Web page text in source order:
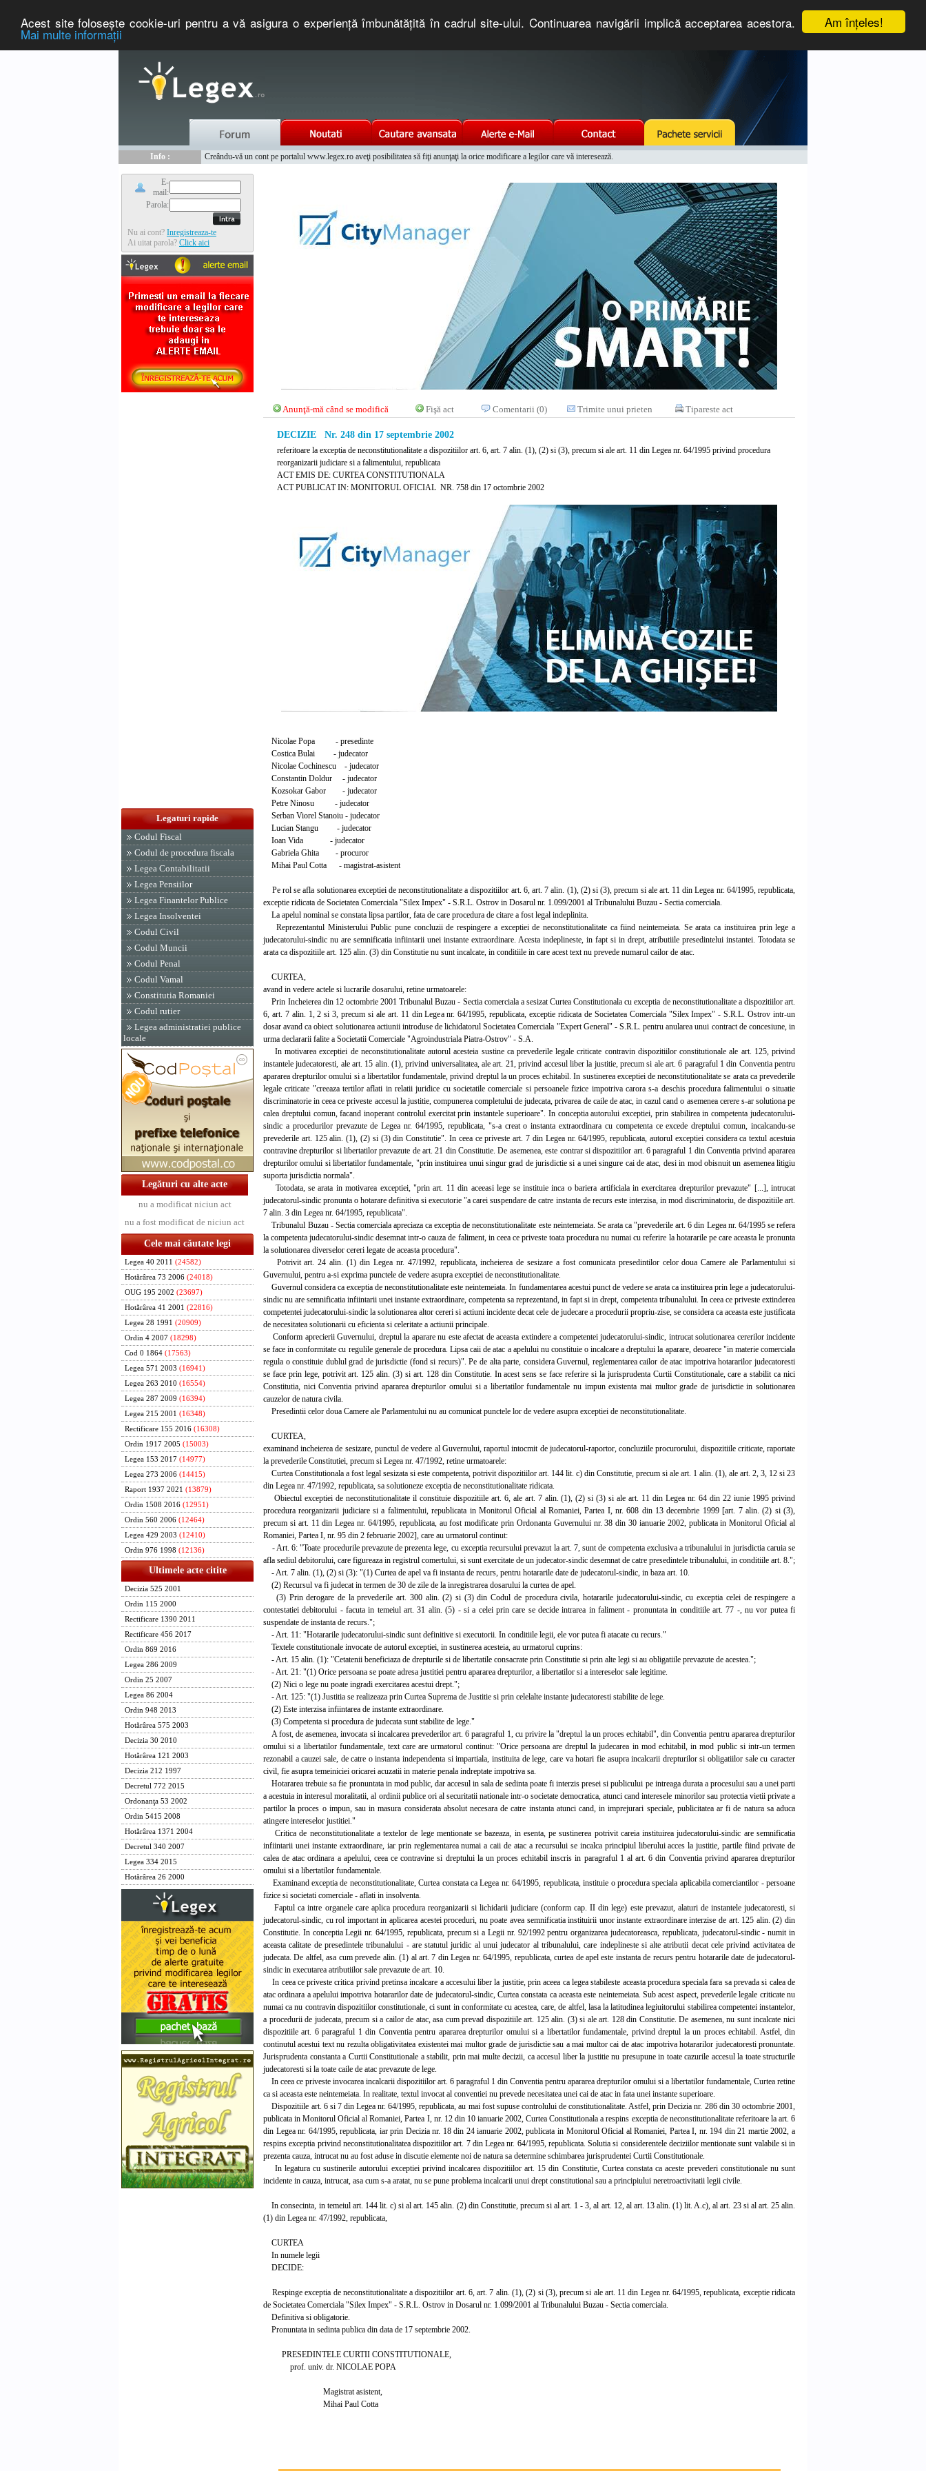
Am înţeles!
Acest site foloseşte cookie-uri pentru a vă asigura o experienţă îmbunătăţită în cadrul site-ului. Continuarea navigării implică acceptarea acestora.
Mai multe informaţii
Info :
Creându-vă un cont pe portalul www.legex.ro aveţi posibilitatea să fiţi anunţaţi la orice modificare a legilor care vă interesează.
E-
mail:
Parola:
Nu ai cont? Inregistreaza-te
Ai uitat parola? Click aici
Legaturi rapide
Codul Fiscal
Codul de procedura fiscala
Legea Contabilitatii
Legea Pensiilor
Legea Finantelor Publice
Legea Insolventei
Codul Civil
Codul Muncii
Codul Penal
Codul Vamal
Constitutia Romaniei
Codul rutier
Legea administratiei publice
locale
Legături cu alte acte
nu a modificat niciun act
nu a fost modificat de niciun act
Cele mai căutate legi
Legea 40 2011 (24582)
Hotărârea 73 2006 (24018)
OUG 195 2002 (23697)
Hotărârea 41 2001 (22816)
Legea 28 1991 (20909)
Ordin 4 2007 (18298)
Cod 0 1864 (17563)
Legea 571 2003 (16941)
Legea 263 2010 (16554)
Legea 287 2009 (16394)
Legea 215 2001 (16348)
Rectificare 155 2016 (16308)
Ordin 1917 2005 (15003)
Legea 153 2017 (14977)
Legea 273 2006 (14415)
Raport 1937 2021 (13879)
Ordin 1508 2016 (12951)
Ordin 560 2006 (12464)
Legea 429 2003 (12410)
Ordin 976 1998 (12136)
Ultimele acte citite
Decizia 525 2001
Ordin 115 2000
Rectificare 1390 2011
Rectificare 456 2017
Ordin 869 2016
Legea 286 2009
Ordin 25 2007
Legea 86 2004
Ordin 948 2013
Hotărârea 575 2003
Decizia 30 2010
Hotărârea 121 2003
Decizia 212 1997
Decretul 772 2015
Ordonanţa 53 2002
Ordin 5415 2008
Hotărârea 1371 2004
Decretul 340 2007
Legea 334 2015
Hotărârea 26 2000
Anunţă-mă când se modifică Fişă act Comentarii (0) Trimite unui prieten Tipareste act
DECIZIE Nr. 248 din 17 septembrie 2002
referitoare la exceptia de neconstitutionalitate a dispozitiilor art. 6, art. 7 alin. (1), (2) si (3), precum si ale art. 11 din Legea nr. 64/1995 privind procedura
reorganizarii judiciare si a falimentului, republicata
ACT EMIS DE: CURTEA CONSTITUTIONALA
ACT PUBLICAT IN: MONITORUL OFICIAL NR. 758 din 17 octombrie 2002
Nicolae Popa - presedinte
Costica Bulai - judecator
Nicolae Cochinescu - judecator
Constantin Doldur - judecator
Kozsokar Gabor - judecator
Petre Ninosu - judecator
Serban Viorel Stanoiu - judecator
Lucian Stangu - judecator
Ioan Vida - judecator
Gabriela Ghita - procuror
Mihai Paul Cotta - magistrat-asistent
Pe rol se afla solutionarea exceptiei de neconstitutionalitate a dispozitiilor art. 6, art. 7 alin. (1), (2) si (3), precum si ale art. 11 din Legea nr. 64/1995, republicata,
exceptie ridicata de Societatea Comerciala "Silex Impex" - S.R.L. Ostrov in Dosarul nr. 1.099/2001 al Tribunalului Buzau - Sectia comerciala.
La apelul nominal se constata lipsa partilor, fata de care procedura de citare a fost legal indeplinita.
Reprezentantul Ministerului Public pune concluzii de respingere a exceptiei de neconstitutionalitate ca fiind neintemeiata. Se arata ca instituirea prin lege a
judecatorului-sindic nu are semnificatia infiintarii unei instante extraordinare. Acesta indeplineste, in fapt si in drept, atributiile presedintelui instantei. Totodata se
arata ca dispozitiile art. 125 alin. (3) din Constitutie nu sunt incalcate, in conditiile in care acest text nu prevede numarul cailor de atac.
CURTEA,
avand in vedere actele si lucrarile dosarului, retine urmatoarele:
Prin Incheierea din 12 octombrie 2001 Tribunalul Buzau - Sectia comerciala a sesizat Curtea Constitutionala cu exceptia de neconstitutionalitate a dispozitiilor art.
6, art. 7 alin. 1, 2 si 3, precum si ale art. 11 din Legea nr. 64/1995, republicata, exceptie ridicata de Societatea Comerciala "Silex Impex" - S.R.L. Ostrov intr-un
dosar avand ca obiect solutionarea actiunii introduse de lichidatorul Societatea Comerciala "Expert General" - S.R.L. pentru anularea unui contract de concesiune, in
urma declararii falite a Societatii Comerciale "Agroindustriala Piatra-Ostrov" - S.A.
In motivarea exceptiei de neconstitutionalitate autorul acesteia sustine ca prevederile legale criticate contravin dispozitiilor constitutionale ale art. 125, privind
instantele judecatoresti, ale art. 15 alin. (1), privind universalitatea, ale art. 21, privind accesul liber la justitie, precum si ale art. 6 paragraful 1 din Conventia pentru
apararea drepturilor omului si a libertatilor fundamentale, privind dreptul la un proces echitabil. In sustinerea exceptiei de neconstitutionalitate se arata ca prevederile
legale criticate "creeaza tertilor aflati in relatii juridice cu societatile comerciale si persoanele fizice impotriva carora s-a deschis procedura falimentului o situatie
discriminatorie in ceea ce priveste accesul la justitie, compunerea completului de judecata, privarea de caile de atac, in cazul cand o asemenea cerere s-ar solutiona pe
calea dreptului comun, facand inoperant controlul exercitat prin instantele superioare". In conceptia autorului exceptiei, prin stabilirea in competenta judecatorului-
sindic a procedurilor prevazute de Legea nr. 64/1995, republicata, "s-a creat o instanta extraordinara cu competenta ce excede dreptului comun, incalcandu-se
prevederile art. 125 alin. (1), (2) si (3) din Constitutie". In ceea ce priveste art. 7 din Legea nr. 64/1995, republicata, autorul exceptiei considera ca textul acestuia
contravine drepturilor si libertatilor prevazute de art. 21 din Constitutie. De asemenea, este contrar si dispozitiilor art. 6 paragraful 1 din Conventia privind apararea
drepturilor omului si libertatilor fundamentale, "prin instituirea unui singur grad de jurisdictie si a unei singure cai de atac, desi in mod obisnuit un asemenea litigiu
suporta jurisdictia normala".
Totodata, se arata in motivarea exceptiei, "prin art. 11 din aceeasi lege se instituie inca o bariera artificiala in exercitarea drepturilor prevazute" [...], intrucat
judecatorul-sindic pronunta o hotarare definitiva si executorie "a carei suspendare de catre instanta de recurs este interzisa, in mod discriminatoriu, de dispozitiile art.
7 alin. 3 din Legea nr. 64/1995, republicata".
Tribunalul Buzau - Sectia comerciala apreciaza ca exceptia de neconstitutionalitate este neintemeiata. Se arata ca "prevederile art. 6 din Legea nr. 64/1995 se refera
la competenta judecatorului-sindic desemnat intr-o cauza de faliment, in ceea ce priveste toata procedura nu numai cu referire la hotararile pe care aceasta le pronunta
la solutionarea diverselor cereri legate de aceasta procedura".
Potrivit art. 24 alin. (1) din Legea nr. 47/1992, republicata, incheierea de sesizare a fost comunicata presedintilor celor doua Camere ale Parlamentului si
Guvernului, pentru a-si exprima punctele de vedere asupra exceptiei de neconstitutionalitate.
Guvernul considera ca exceptia de neconstitutionalitate este neintemeiata. In fundamentarea acestui punct de vedere se arata ca instituirea prin lege a judecatorului-
sindic nu are semnificatia infiintarii unei instante extraordinare, competenta sa reprezentand, in fapt si in drept, competenta tribunalului. In ceea ce priveste extinderea
competentei judecatorului-sindic la solutionarea altor cereri si actiuni incidente decat cele de judecare a procedurii propriu-zise, se considera ca aceasta este justificata
de necesitatea solutionarii cu eficienta si celeritate a actiunii principale.
Conform aprecierii Guvernului, dreptul la aparare nu este afectat de aceasta extindere a competentei judecatorului-sindic, intrucat solutionarea cererilor incidente
se face in conformitate cu regulile generale de procedura. Lipsa caii de atac a apelului nu constituie o incalcare a dreptului la aparare, deoarece "in materie comerciala
regula o constituie dublul grad de jurisdictie (fond si recurs)". Pe de alta parte, considera Guvernul, reglementarea cailor de atac impotriva hotararilor judecatoresti
se face prin lege, potrivit art. 125 alin. (3) si art. 128 din Constitutie. In acest sens se face referire si la jurisprudenta Curtii Constitutionale, care a stabilit ca nici
Constitutia, nici Conventia privind apararea drepturilor omului si a libertatilor fundamentale nu impun existenta mai multor grade de jurisdictie in solutionarea
cauzelor de natura civila.
Presedintii celor doua Camere ale Parlamentului nu au comunicat punctele lor de vedere asupra exceptiei de neconstitutionalitate.
CURTEA,
examinand incheierea de sesizare, punctul de vedere al Guvernului, raportul intocmit de judecatorul-raportor, concluziile procurorului, dispozitiile criticate, raportate
la prevederile Constitutiei, precum si Legea nr. 47/1992, retine urmatoarele:
Curtea Constitutionala a fost legal sesizata si este competenta, potrivit dispozitiilor art. 144 lit. c) din Constitutie, precum si ale art. 1 alin. (1), ale art. 2, 3, 12 si 23
din Legea nr. 47/1992, republicata, sa solutioneze exceptia de neconstitutionalitate ridicata.
Obiectul exceptiei de neconstitutionalitate il constituie dispozitiile art. 6, ale art. 7 alin. (1), (2) si (3) si ale art. 11 din Legea nr. 64 din 22 iunie 1995 privind
procedura reorganizarii judiciare si a falimentului, republicata in Monitorul Oficial al Romaniei, Partea I, nr. 608 din 13 decembrie 1999 [art. 7 alin. (2) si (3),
precum si art. 11 din Legea nr. 64/1995, republicata, au fost modificate prin Ordonanta Guvernului nr. 38 din 30 ianuarie 2002, publicata in Monitorul Oficial al
Romaniei, Partea I, nr. 95 din 2 februarie 2002], care au urmatorul continut:
- Art. 6: "Toate procedurile prevazute de prezenta lege, cu exceptia recursului prevazut la art. 7, sunt de competenta exclusiva a tribunalului in jurisdictia caruia se
afla sediul debitorului, care figureaza in registrul comertului, si sunt exercitate de un judecator-sindic desemnat de catre presedintele tribunalului, in conditiile art. 8.";
- Art. 7 alin. (1), (2) si (3): "(1) Curtea de apel va fi instanta de recurs, pentru hotararile date de judecatorul-sindic, in baza art. 10.
(2) Recursul va fi judecat in termen de 30 de zile de la inregistrarea dosarului la curtea de apel.
(3) Prin derogare de la prevederile art. 300 alin. (2) si (3) din Codul de procedura civila, hotararile judecatorului-sindic, cu exceptia celei de respingere a
contestatiei debitorului - facuta in temeiul art. 31 alin. (5) - si a celei prin care se decide intrarea in faliment - pronuntata in conditiile art. 77 -, nu vor putea fi
suspendate de instanta de recurs.";
- Art. 11: "Hotararile judecatorului-sindic sunt definitive si executorii. In conditiile legii, ele vor putea fi atacate cu recurs."
Textele constitutionale invocate de autorul exceptiei, in sustinerea acesteia, au urmatorul cuprins:
- Art. 15 alin. (1): "Cetatenii beneficiaza de drepturile si de libertatile consacrate prin Constitutie si prin alte legi si au obligatiile prevazute de acestea.";
- Art. 21: "(1) Orice persoana se poate adresa justitiei pentru apararea drepturilor, a libertatilor si a intereselor sale legitime.
(2) Nici o lege nu poate ingradi exercitarea acestui drept.";
- Art. 125: "(1) Justitia se realizeaza prin Curtea Suprema de Justitie si prin celelalte instante judecatoresti stabilite de lege.
(2) Este interzisa infiintarea de instante extraordinare.
(3) Competenta si procedura de judecata sunt stabilite de lege."
A fost, de asemenea, invocata si incalcarea prevederilor art. 6 paragraful 1, cu privire la "dreptul la un proces echitabil", din Conventia pentru apararea drepturilor
omului si a libertatilor fundamentale, text care are urmatorul continut: "Orice persoana are dreptul la judecarea in mod echitabil, in mod public si intr-un termen
rezonabil a cauzei sale, de catre o instanta independenta si impartiala, instituita de lege, care va hotari fie asupra incalcarii drepturilor si obligatiilor sale cu caracter
civil, fie asupra temeiniciei oricarei acuzatii in materie penala indreptate impotriva sa.
Hotararea trebuie sa fie pronuntata in mod public, dar accesul in sala de sedinta poate fi interzis presei si publicului pe intreaga durata a procesului sau a unei parti
a acestuia in interesul moralitatii, al ordinii publice ori al securitatii nationale intr-o societate democratica, atunci cand interesele minorilor sau protectia vietii private a
partilor la proces o impun, sau in masura considerata absolut necesara de catre instanta atunci cand, in imprejurari speciale, publicitatea ar fi de natura sa aduca
atingere intereselor justitiei."
Critica de neconstitutionalitate a textelor de lege mentionate se bazeaza, in esenta, pe sustinerea potrivit careia instituirea judecatorului-sindic are semnificatia
infiintarii unei instante extraordinare, iar prin reglementarea numai a caii de atac a recursului se incalca principiul liberului acces la justitie, partile fiind private de
calea de atac ordinara a apelului, ceea ce contravine si dreptului la un proces echitabil inscris in paragraful 1 al art. 6 din Conventia privind apararea drepturilor
omului si a libertatilor fundamentale.
Examinand exceptia de neconstitutionalitate, Curtea constata ca Legea nr. 64/1995, republicata, instituie o procedura speciala aplicabila comerciantilor - persoane
fizice si societati comerciale - aflati in insolventa.
Faptul ca intre organele care aplica procedura reorganizarii si lichidarii judiciare (conform cap. II din lege) este prevazut, alaturi de instantele judecatoresti, si
judecatorul-sindic, cu rol important in aplicarea acestei proceduri, nu poate avea semnificatia instituirii unor instante extraordinare interzise de art. 125 alin. (2) din
Constitutie. In conceptia Legii nr. 64/1995, republicata, precum si a Legii nr. 92/1992 pentru organizarea judecatoreasca, republicata, judecatorul-sindic - numit in
aceasta calitate de presedintele tribunalului - are statutul juridic al unui judecator al tribunalului, care indeplineste si alte atributii decat cele privind activitatea de
judecata. De altfel, asa cum prevede alin. (1) al art. 7 din Legea nr. 64/1995, republicata, curtea de apel este instanta de recurs pentru hotararile date de judecatorul-
sindic in executarea atributiilor sale prevazute de art. 10.
In ceea ce priveste critica privind pretinsa incalcare a accesului liber la justitie, prin aceea ca legea stabileste aceasta procedura speciala fara sa prevada si calea de
atac ordinara a apelului impotriva hotararilor date de judecatorul-sindic, Curtea constata ca aceasta este neintemeiata. Sub acest aspect, prevederile legale criticate nu
numai ca nu contravin dispozitiilor constitutionale, ci sunt in conformitate cu acestea, care, de altfel, lasa la latitudinea legiuitorului stabilirea competentei instantelor,
a procedurii de judecata, precum si a cailor de atac, asa cum prevad dispozitiile art. 125 alin. (3) si ale art. 128 din Constitutie. De asemenea, nu sunt incalcate nici
dispozitiile art. 6 paragraful 1 din Conventia pentru apararea drepturilor omului si a libertatilor fundamentale, privind dreptul la un proces echitabil. Astfel, din
continutul acestui text nu rezulta obligativitatea existentei mai multor grade de jurisdictie sau a mai multor cai de atac impotriva hotararilor judecatoresti pronuntate.
Jurisprudenta constanta a Curtii Constitutionale a stabilit, prin mai multe decizii, ca accesul liber la justitie nu presupune in toate cazurile accesul la toate structurile
judecatoresti si la toate caile de atac prevazute de lege.
In ceea ce priveste invocarea incalcarii dispozitiilor art. 6 paragraful 1 din Conventia pentru apararea drepturilor omului si a libertatilor fundamentale, Curtea retine
ca si aceasta este neintemeiata. In realitate, textul invocat al conventiei nu prevede necesitatea unei cai de atac in fata unei instante superioare.
Dispozitiile art. 6 si 7 din Legea nr. 64/1995, republicata, au mai fost supuse controlului de constitutionalitate. Astfel, prin Decizia nr. 286 din 30 octombrie 2001,
publicata in Monitorul Oficial al Romaniei, Partea I, nr. 12 din 10 ianuarie 2002, Curtea Constitutionala a respins exceptia de neconstitutionalitate referitoare la art. 6
din Legea nr. 64/1995, republicata, iar prin Decizia nr. 18 din 24 ianuarie 2002, publicata in Monitorul Oficial al Romaniei, Partea I, nr. 194 din 21 martie 2002, a
respins exceptia privind neconstitutionalitatea dispozitiilor art. 7 din Legea nr. 64/1995, republicata. Solutia si considerentele deciziilor mentionate sunt valabile si in
prezenta cauza, intrucat nu au fost aduse in discutie elemente noi de natura sa determine schimbarea jurisprudentei Curtii Constitutionale.
In legatura cu sustinerile autorului exceptiei privind incalcarea dispozitiilor art. 15 din Constitutie, Curtea constata ca aceste prevederi constitutionale nu sunt
incidente in cauza, intrucat, asa cum s-a aratat, nu se pune problema incalcarii unui drept constitutional sau a principiului neretroactivitatii legii civile.
In consecinta, in temeiul art. 144 lit. c) si al art. 145 alin. (2) din Constitutie, precum si al art. 1 - 3, al art. 12, al art. 13 alin. (1) lit. A.c), al art. 23 si al art. 25 alin.
(1) din Legea nr. 47/1992, republicata,
CURTEA
In numele legii
DECIDE:
Respinge exceptia de neconstitutionalitate a dispozitiilor art. 6, art. 7 alin. (1), (2) si (3), precum si ale art. 11 din Legea nr. 64/1995, republicata, exceptie ridicata
de Societatea Comerciala "Silex Impex" - S.R.L. Ostrov in Dosarul nr. 1.099/2001 al Tribunalului Buzau - Sectia comerciala.
Definitiva si obligatorie.
Pronuntata in sedinta publica din data de 17 septembrie 2002.
PRESEDINTELE CURTII CONSTITUTIONALE,
prof. univ. dr. NICOLAE POPA
Magistrat asistent,
Mihai Paul Cotta